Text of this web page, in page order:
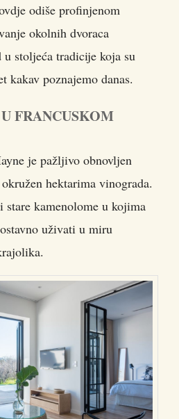
odiše profinjenom
okolnih dvoraca
stoljeća tradicije koja su
kakav poznajemo danas.
FRANCUSKOM
je pažljivo obnovljen
hektarima vinograda.
kamenolome u kojima
uživati u miru